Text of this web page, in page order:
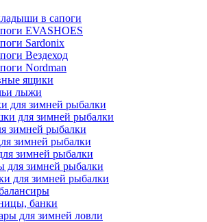
в сапоги
EVASHOES
Sardonix
Вездеход
Nordman
ящики
лыжи
для зимней рыбалки
для зимней рыбалки
зимней рыбалки
зимней рыбалки
зимней рыбалки
для зимней рыбалки
для зимней рыбалки
банки
для зимней ловли